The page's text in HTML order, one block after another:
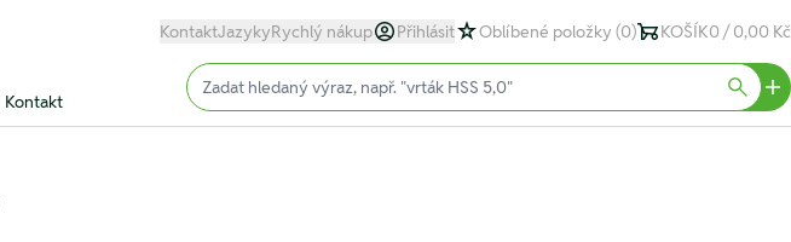
KontaktJazykyRychlý nákup Přihlásit Oblíbené položky (0) KOŠÍK0 / 0,00 Kč
Kontakt
Input (text)